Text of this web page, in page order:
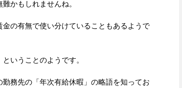
かもしれませんね。
の有無で使い分けていることもあるようで
いうことのようです。
務先の「年次有給休暇」の略語を知ってお